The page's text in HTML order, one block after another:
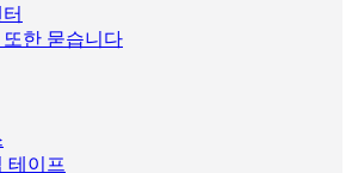
한 묻습니다
테이프